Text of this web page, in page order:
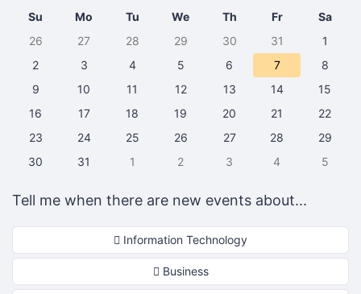
Su
Mo Tu We Th Fr
Sa
26
27 28 29 30 31
1
2
3 4 5 6 7
8
9
10 11 12 13 14
15
16
17 18 19 20 21
22
23
24 25 26 27 28
29
30
31 1 2 3 4 5
Tell me when there are new events about...
Information Technology
Business